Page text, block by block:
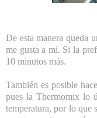
De esta manera queda
me gusta a mí. Si la
10 minutos más.
También es posible
pues la Thermomix lo
temperatura, por lo que